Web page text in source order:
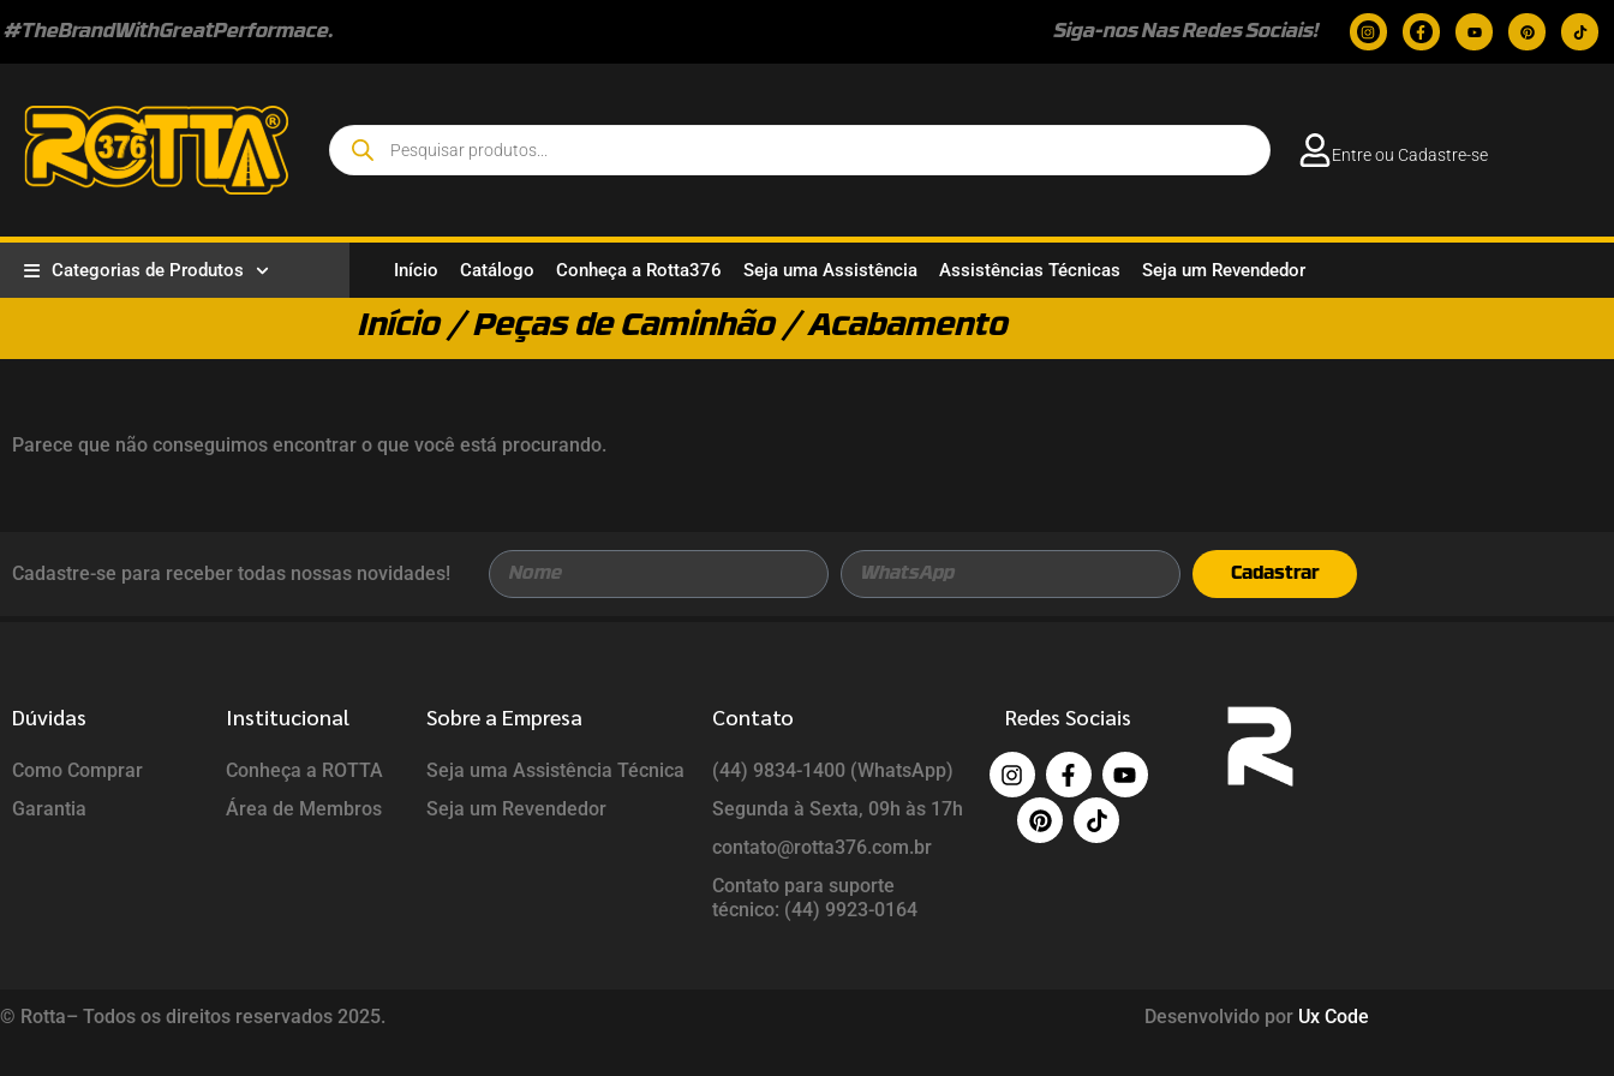
#TheBrandWithGreatPerformace. Siga-nos Nas Redes Sociais!
Entre ou Cadastre-se
Categorias de Produtos Início Catálogo Conheça a Rotta376 Seja uma Assistência Assistências Técnicas Seja um Revendedor
Início/Peças de Caminhão/ Acabamento
Parece que não conseguimos encontrar o que você está procurando.
Cadastre-se para receber todas nossas novidades! Cadastrar
Dúvidas
Como Comprar
Garantia
Institucional
Conheça a ROTTA
Área de Membros
Sobre a Empresa
Seja uma Assistência Técnica
Seja um Revendedor
Contato
(44) 9834-1400 (WhatsApp)
Segunda à Sexta, 09h às 17h
contato@rotta376.com.br
Contato para suporte
técnico: (44) 9923-0164
Redes Sociais
© Rotta– Todos os direitos reservados 2025. Desenvolvido por Ux Code